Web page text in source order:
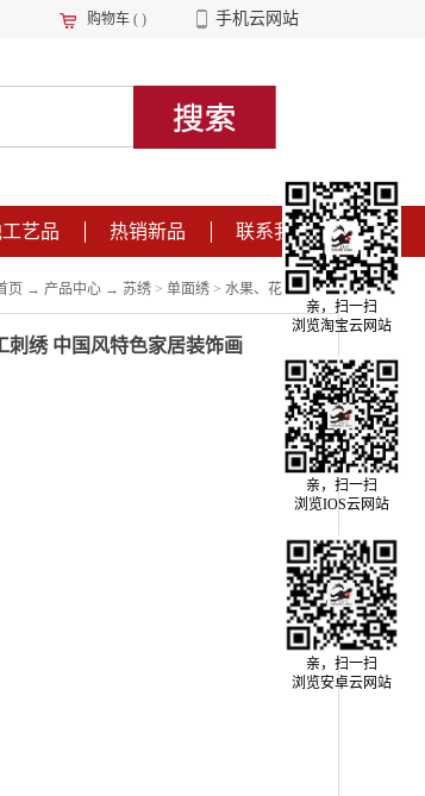
手机云网站
购物车 ( )
艺品 热销新品 联系我们
页 → 产品中心 → 苏绣 > 单面绣 > 水果、花卉、静物
刺绣 中国风特色家居装饰画
亲，扫一扫
浏览淘宝云网站
亲，扫一扫
浏览安卓云网站
亲，扫一扫
浏览IOS云网站